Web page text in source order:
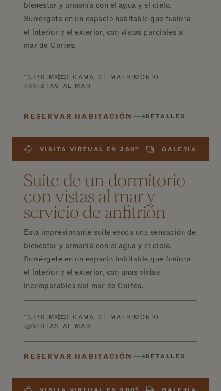
bienestar y armonía con el agua y el cielo.
Sumérgete en un espacio habitable que fusiona
el interior y el exterior, con vistas parciales al
mar de Cortés.
120 M²
1 CAMA DE MATRIMONIO
VISTAS AL MAR
RESERVAR HABITACIÓN DETALLES
VISITA VIRTUAL EN 360º GALERÍA
Suite de un dormitorio
con vistas al mar y
servicio de anfitrión
Esta impresionante suite evoca una sensación de
bienestar y armonía con el agua y el cielo.
Sumérgete en un espacio habitable que fusiona
el interior y el exterior, con unas vistas
incomparables del mar de Cortés.
120 M²
1 CAMA DE MATRIMONIO
VISTAS AL MAR
RESERVAR HABITACIÓN DETALLES